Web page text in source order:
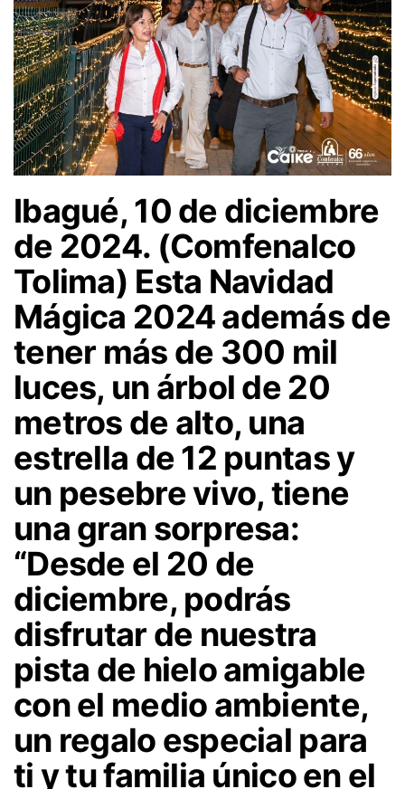
Ibagué, 10 de diciembre
de 2024. (Comfenalco
Tolima) Esta Navidad
Mágica 2024 además de
tener más de 300 mil
luces, un árbol de 20
metros de alto, una
estrella de 12 puntas y
un pesebre vivo, tiene
una gran sorpresa:
“Desde el 20 de
diciembre, podrás
disfrutar de nuestra
pista de hielo amigable
con el medio ambiente,
un regalo especial para
ti y tu familia único en el